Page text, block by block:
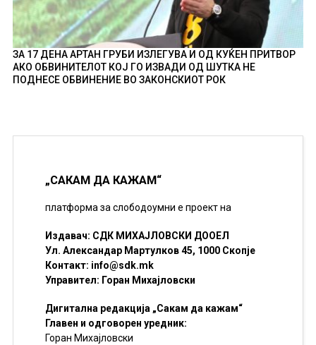
ЗА 17 ДЕНА АРТАН ГРУБИ ИЗЛЕГУВА И ОД КУЌЕН ПРИТВОР
АКО ОБВИНИТЕЛОТ КОЈ ГО ИЗВАДИ ОД ШУТКА НЕ
ПОДНЕСЕ ОБВИНЕНИЕ ВО ЗАКОНСКИОТ РОК
„САКАМ ДА КАЖАМ“
платформа за слободоумни е проект на
Издавач: СДК МИХАЈЛОВСКИ ДООЕЛ
Ул. Александар Мартулков 45, 1000 Скопје
Контакт: info@sdk.mk
Управител: Горан Михајловски
Дигитална редакција „Сакам да кажам“
Главен и одговорен уредник:
Горан Михајловски